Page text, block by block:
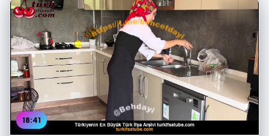
18:41